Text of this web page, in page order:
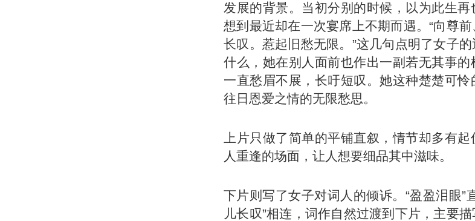
发展的背景。当初分别的时候，以为此生
想到最近却在一次宴席上不期而遇。“向尊
长叹。惹起旧愁无限。”这几句点明了女子
什么，她在别人面前也作出一副若无其事的
一直愁眉不展，长吁短叹。她这种楚楚可
往日恩爱之情的无限愁思。
上片只做了简单的平铺直叙，情节却多有
人重逢的场面，让人想要细品其中滋味。
下片则写了女子对词人的倾诉。“盈盈泪眼”
儿长叹”相连，词作自然过渡到下片，主要